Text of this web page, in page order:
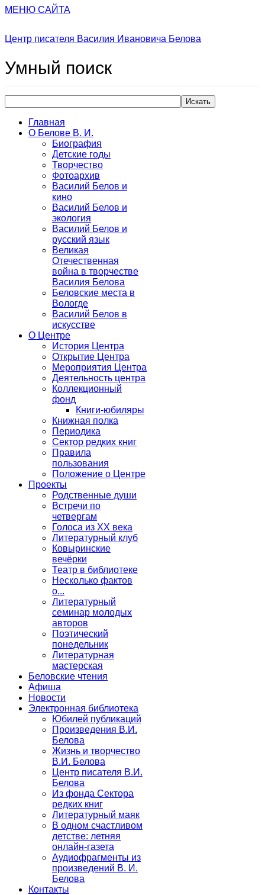
МЕНЮ САЙТА
Центр писателя Василия Ивановича Белова
Умный поиск
Искать
Главная
О Белове В. И.
Биография
Детские годы
Творчество
Фотоархив
Василий Белов и
кино
Василий Белов и
экология
Василий Белов и
русский язык
Великая
Отечественная
война в творчестве
Василия Белова
Беловские места в
Вологде
Василий Белов в
искусстве
О Центре
История Центра
Открытие Центра
Мероприятия Центра
Деятельность центра
Коллекционный
фонд
Книги-юбиляры
Книжная полка
Периодика
Сектор редких книг
Правила
пользования
Положение о Центре
Проекты
Родственные души
Встречи по
четвергам
Голоса из ХХ века
Литературный клуб
Ковыринские
вечёрки
Театр в библиотеке
Несколько фактов
о...
Литературный
семинар молодых
авторов
Поэтический
понедельник
Литературная
мастерская
Беловские чтения
Афиша
Новости
Электронная библиотека
Юбилей публикаций
Произведения В.И.
Белова
Жизнь и творчество
В.И. Белова
Центр писателя В.И.
Белова
Из фонда Сектора
редких книг
Литературный маяк
В одном счастливом
детстве: летняя
онлайн-газета
Аудиофрагменты из
произведений В. И.
Белова
Контакты